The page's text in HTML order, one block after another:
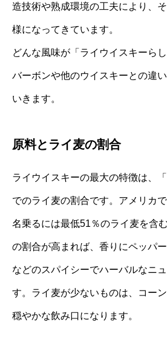
造技術や熟成環境の工夫により、
様になってきています。
どんな風味が「ライウイスキーら
バーボンや他のウイスキーとの違
いきます。
原料とライ麦の割合
ライウイスキーの最大の特徴は、
でのライ麦の割合です。アメリカ
名乗るには最低51％のライ麦を含
の割合が高まれば、香りにペッパ
などのスパイシーでハーバルなニ
す。ライ麦が少ないものは、コー
穏やかな飲み口になります。